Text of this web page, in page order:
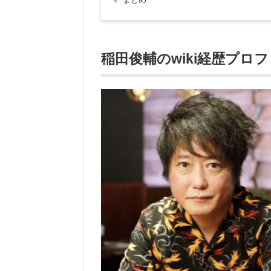
稲田俊輔のwiki経歴プロ